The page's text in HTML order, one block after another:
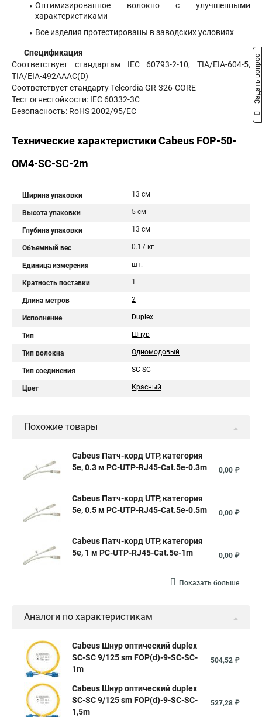
Оптимизированное волокно с улучшенными
характеристиками
Все изделия протестированы в заводских условиях
Спецификация
Соответствует стандартам IEC 60793-2-10, TIA/EIA-604-5,
TIA/EIA-492AAAC(D)
Соответствует стандарту Telcordia GR-326-CORE
Тест огнестойкости: IEC 60332-3C
Безопасность: RoHS 2002/95/EC
Технические характеристики Cabeus FOP-50-
OM4-SC-SC-2m
Ширина упаковки 13 см
Высота упаковки 5 см
Глубина упаковки 13 см
Объемный вес 0.17 кг
Единица измерения шт.
Кратность поставки 1
Длина метров 2
Исполнение Duplex
Тип Шнур
Тип волокна Одномодовый
Тип соединения SC-SC
Цвет Красный
Похожие товары
Cabeus Патч-корд UTP, категория
5e, 0.3 м PC-UTP-RJ45-Cat.5e-0.3m
0,00 ₽
Cabeus Патч-корд UTP, категория
5e, 0.5 м PC-UTP-RJ45-Cat.5e-0.5m
0,00 ₽
Cabeus Патч-корд UTP, категория
5e, 1 м PC-UTP-RJ45-Cat.5e-1m
0,00 ₽
Показать больше
Аналоги по характеристикам
Cabeus Шнур оптический duplex
SC-SC 9/125 sm FOP(d)-9-SC-SC-
1m
504,52 ₽
Cabeus Шнур оптический duplex
SC-SC 9/125 sm FOP(d)-9-SC-SC-
1,5m
527,28 ₽
Задать вопрос